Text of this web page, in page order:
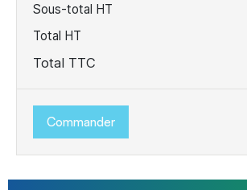
Sous-total HT
Total HT
Total TTC
Commander